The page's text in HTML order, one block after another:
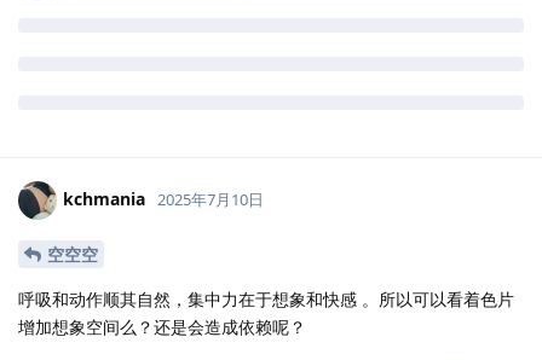
kchmania 2025年7月10日
空空空
呼吸和动作顺其自然，集中力在于想象和快感 。所以可以看着色片
增加想象空间么？还是会造成依赖呢？